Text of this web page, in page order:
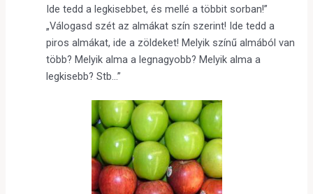
Ide tedd a legkisebbet, és mellé a többit sorban!”
„Válogasd szét az almákat szín szerint! Ide tedd a
piros almákat, ide a zöldeket! Melyik színű almából van
több? Melyik alma a legnagyobb? Melyik alma a
legkisebb? Stb…”